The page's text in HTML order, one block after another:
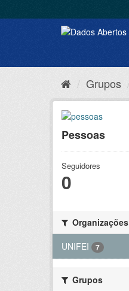
Grupos
Pessoas
Seguidores
0
Organizações
UNIFEI
7
Grupos